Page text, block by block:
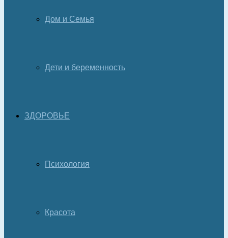
Дом и Семья
Дети и беременность
ЗДОРОВЬЕ
Психология
Красота